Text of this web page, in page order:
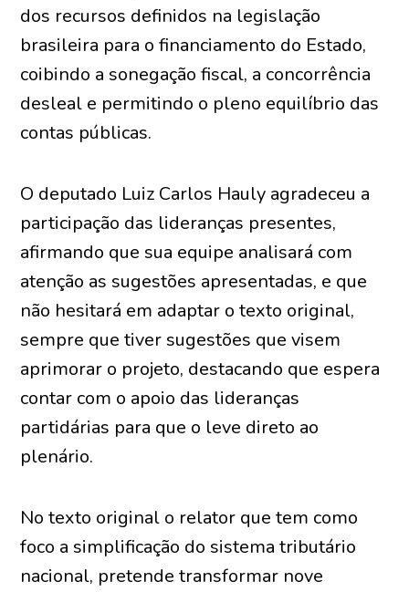
dos recursos definidos na legislação
brasileira para o financiamento do Estado,
coibindo a sonegação fiscal, a concorrência
desleal e permitindo o pleno equilíbrio das
contas públicas.
O deputado Luiz Carlos Hauly agradeceu a
participação das lideranças presentes,
afirmando que sua equipe analisará com
atenção as sugestões apresentadas, e que
não hesitará em adaptar o texto original,
sempre que tiver sugestões que visem
aprimorar o projeto, destacando que espera
contar com o apoio das lideranças
partidárias para que o leve direto ao
plenário.
No texto original o relator que tem como
foco a simplificação do sistema tributário
nacional, pretende transformar nove